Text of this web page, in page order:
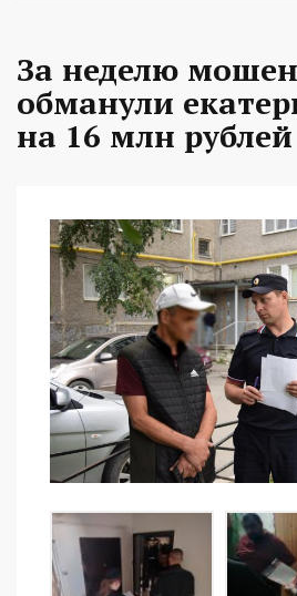
За неделю
обманули
на 16 млн рублей